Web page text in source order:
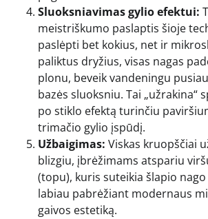
Sluoksniavimas gylio efektui:
meistriškumo paslaptis šioje
paslėpti bet kokius, net ir
paliktus dryžius, visas nagas
plonu, beveik vandeningu
bazės sluoksniu. Tai „užrakina“
po stiklo efektą turinčiu
trimačio gylio įspūdį.
Užbaigimas: Viskas kruopščiai
blizgiu, įbrėžimams atspariu
(topu), kuris suteikia šlapio
labiau pabrėžiant modernaus
gaivos estetiką.